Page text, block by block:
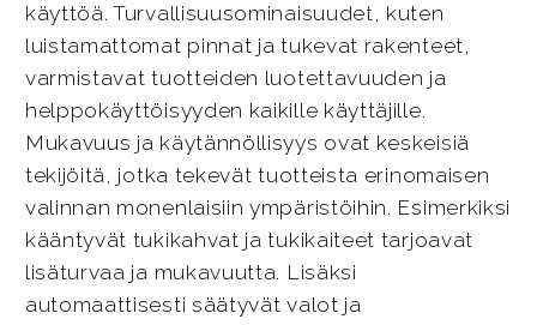
käyttöä. Turvallisuusominaisuudet, kuten
luistamattomat pinnat ja tukevat rakenteet,
varmistavat tuotteiden luotettavuuden ja
helppokäyttöisyyden kaikille käyttäjille.
Mukavuus ja käytännöllisyys ovat keskeisiä
tekijöitä, jotka tekevät tuotteista erinomaisen
valinnan monenlaisiin ympäristöihin. Esimerkiksi
kääntyvät tukikahvat ja tukikaiteet tarjoavat
lisäturvaa ja mukavuutta. Lisäksi
automaattisesti säätyvät valot ja